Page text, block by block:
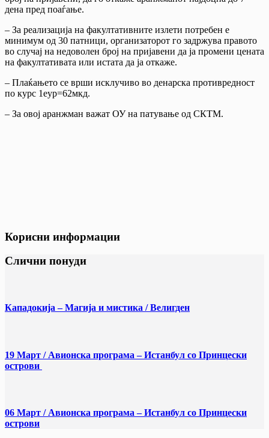
дена пред поаѓање.
– За реализација на факултативните излети потребен е
минимум од 30 патници, организаторот го задржува правото
во случај на недоволен број на пријавени да ја промени цената
на факултативата или истата да ја откаже.
– Плаќањето се врши исклучиво во денарска противредност
по курс 1еур=62мкд.
– За овој аранжман важат ОУ на патување од СКТМ.
Корисни информации
Слични понуди
Кападокија – Магија и мистика / Велигден
19 Март / Aвионска програма – Истанбул со Принцески
острови
06 Март / Aвионска програма – Истанбул со Принцески
острови